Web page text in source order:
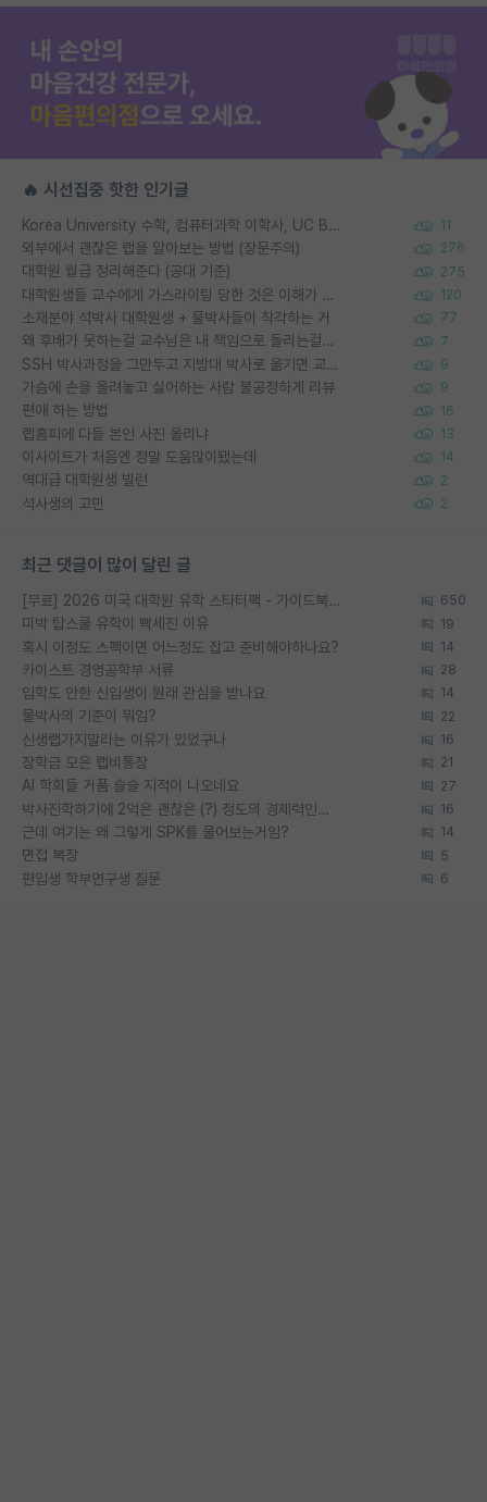
🔥 시선집중 핫한 인기글
Korea University 수학, 컴퓨터과학 이학사, UC Berkeley 산업공학 대학원 공학박사가 되는 것은 쉽지 않겠죠? 11
외부에서 괜찮은 랩을 알아보는 방법 (장문주의) 276
대학원 월급 정리해준다 (공대 기준) 275
대학원생들 교수에게 가스라이팅 당한 것은 이해가 갑니다. 안타깝네요. 120
소재분야 석박사 대학원생 + 물박사들이 착각하는 거 77
왜 후배가 못하는걸 교수님은 내 책임으로 돌리는걸까요? 7
SSH 박사과정을 그만두고 지방대 박사로 옮기면 교수의 꿈은 끝일까요? 9
가슴에 손을 올려놓고 싫어하는 사람 불공정하게 리뷰 9
편애 하는 방법 16
랩홈피에 다들 본인 사진 올리냐 13
이사이트가 처음엔 정말 도움많이됐는데 14
역대급 대학원생 빌런 2
석사생의 고민 2
최근 댓글이 많이 달린 글
[무료] 2026 미국 대학원 유학 스타터팩 - 가이드북 & 합격자 컨택메일 템플릿 650
미박 탑스쿨 유학이 빡세진 이유 19
혹시 이정도 스펙이면 어느정도 잡고 준비해야하나요? 14
카이스트 경영공학부 서류 28
입학도 안한 신입생이 원래 관심을 받나요 14
물박사의 기준이 뭐임? 22
신생랩가지말라는 이유가 있었구나 16
장학금 모은 랩비통장 21
AI 학회들 거품 슬슬 지적이 나오네요 27
박사진학하기에 2억은 괜찮은 (?) 정도의 경제력인가요 16
근데 여기는 왜 그렇게 SPK를 물어보는거임? 14
면접 복장 5
편입생 학부연구생 질문 6